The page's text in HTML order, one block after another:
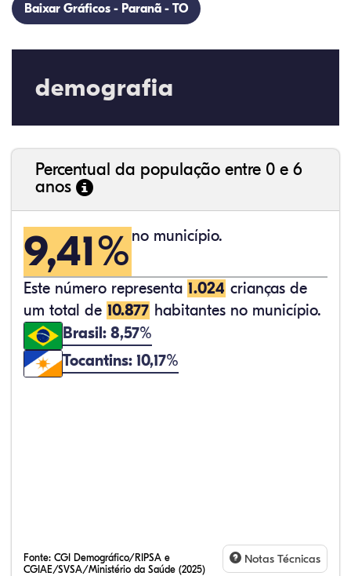
Baixar Gráficos - Paranã - TO
demografia
Percentual da população entre 0 e 6
anos
9,41% no município.
Este número representa 1.024 crianças de
um total de 10.877 habitantes no município.
Brasil: 8,57%
Tocantins: 10,17%
Fonte: CGI Demográfico/RIPSA e
CGIAE/SVSA/Ministério da Saúde (2025)
Notas Técnicas